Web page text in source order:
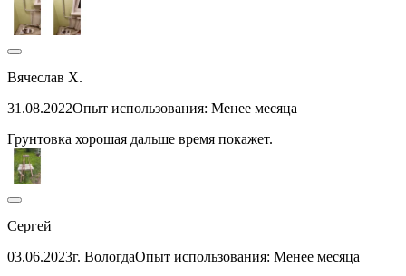
Вячеслав Х.
31.08.2022Опыт использования: Менее месяца
Грунтовка хорошая дальше время покажет.
Сергей
03.06.2023г. ВологдаОпыт использования: Менее месяца